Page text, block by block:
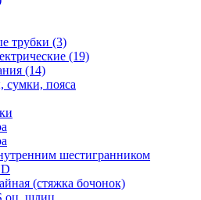
трубки (3)
(19)
(14)
сумки, пояса
шестигранником
(стяжка бочонок)
оц. шлиц